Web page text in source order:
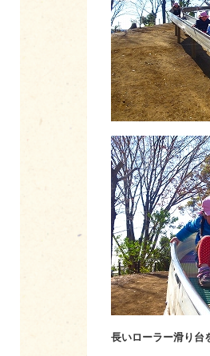
長いローラー滑り台